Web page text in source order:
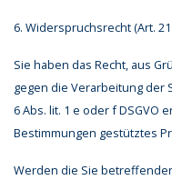
6. Widerspruchsrecht (Art. 21
Sie haben das Recht, aus
gegen die Verarbeitung
6 Abs. lit. 1 e oder f
Bestimmungen gestütztes
Werden die Sie